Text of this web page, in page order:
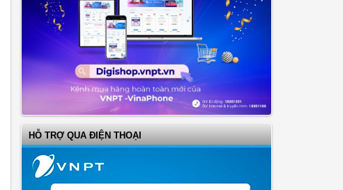
HỖ TRỢ QUA ĐIỆN THOẠI